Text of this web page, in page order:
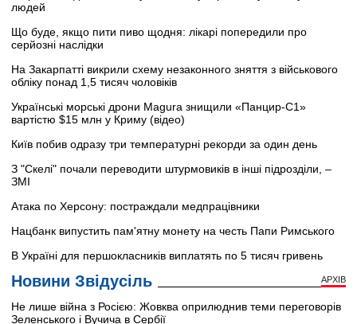
людей
Що буде, якщо пити пиво щодня: лікарі попередили про
серйозні наслідки
На Закарпатті викрили схему незаконного зняття з військового
обліку понад 1,5 тисяч чоловіків
Українські морські дрони Magura знищили «Панцир-С1»
вартістю $15 млн у Криму (відео)
Київ побив одразу три температурні рекорди за один день
З "Скелі" почали переводити штурмовиків в інші підрозділи, –
ЗМІ
Атака по Херсону: постраждали медпрацівники
Нацбанк випустить пам'ятну монету на честь Папи Римського
В Україні для першокласників виплатять по 5 тисяч гривень
Новини Звідусіль АРХІВ
Не лише війна з Росією: Жовква оприлюднив теми переговорів
Зеленського і Вучича в Сербії